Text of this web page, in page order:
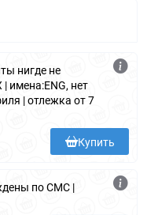
нигде не
имена:ENG, нет
| отлежка от 7
Купить
по СМС |